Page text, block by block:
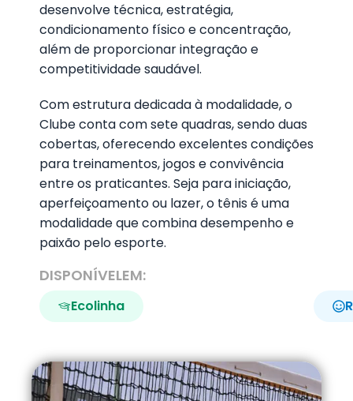
desenvolve técnica, estratégia,
condicionamento físico e concentração,
além de proporcionar integração e
competitividade saudável.
Com estrutura dedicada à modalidade, o
Clube conta com sete quadras, sendo duas
cobertas, oferecendo excelentes condições
para treinamentos, jogos e convivência
entre os praticantes. Seja para iniciação,
aperfeiçoamento ou lazer, o tênis é uma
modalidade que combina desempenho e
paixão pelo esporte.
DISPONÍVELEM:
Ecolinha